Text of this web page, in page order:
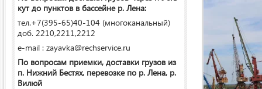
кут до пунктов в бассейне р. Лена:
тел.+7(395-65)40-104 (многоканальный)
доб. 2210,2211,2212
e-mail : zayavka@rechservice.ru
По вопросам приемки, доставки грузов из
п. Нижний Бестях, перевозке по р. Лена, р.
Вилюй